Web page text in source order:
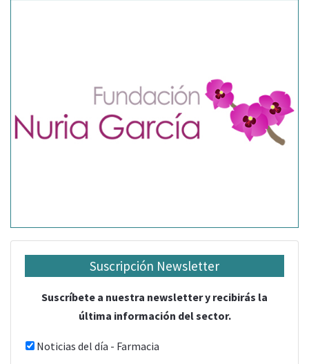
Suscripción Newsletter
Suscríbete a nuestra newsletter y recibirás la
última información del sector.
Noticias del día - Farmacia